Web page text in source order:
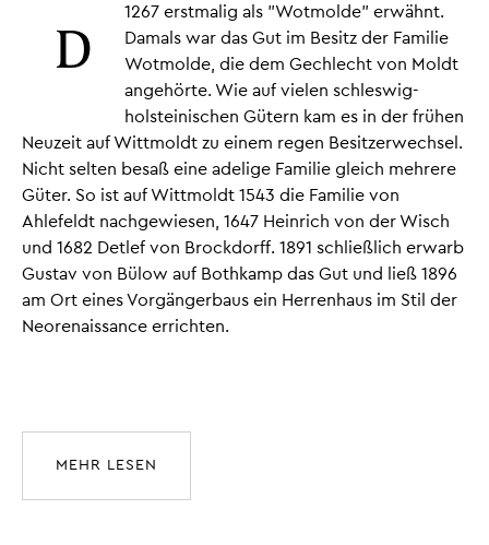
D
1267 erstmalig als "Wotmolde" erwähnt.
Damals war das Gut im Besitz der Familie
Wotmolde, die dem Gechlecht von Moldt
angehörte. Wie auf vielen schleswig-
holsteinischen Gütern kam es in der frühen
Neuzeit auf Wittmoldt zu einem regen Besitzerwechsel.
Nicht selten besaß eine adelige Familie gleich mehrere
Güter. So ist auf Wittmoldt 1543 die Familie von
Ahlefeldt nachgewiesen, 1647 Heinrich von der Wisch
und 1682 Detlef von Brockdorff. 1891 schließlich erwarb
Gustav von Bülow auf Bothkamp das Gut und ließ 1896
am Ort eines Vorgängerbaus ein Herrenhaus im Stil der
Neorenaissance errichten.
MEHR LESEN